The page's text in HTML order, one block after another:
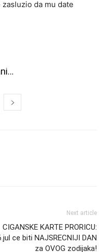
da mu date
Next article
CIGANSKE KARTE PRORICU:
ce biti NAJSRECNIJI DAN
za OVOG zodijaka!